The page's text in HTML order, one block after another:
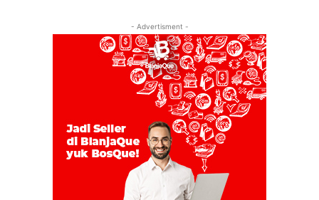
- Advertisment -